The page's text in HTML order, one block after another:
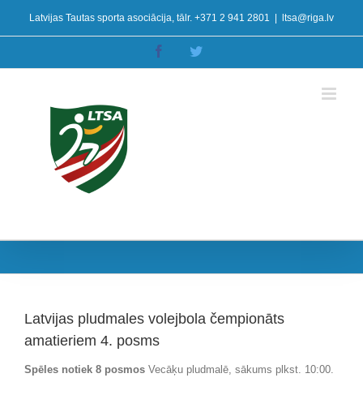
content
Latvijas Tautas sporta asociācija, tālr. +371 2 941 2801 ltsa@riga.lv
Facebook
Latvijas pludmales volejbola čempionāts
amatieriem 4. posms
Spēles notiek 8 posmos Vecāķu pludmalē, sākums plkst. 10:00.